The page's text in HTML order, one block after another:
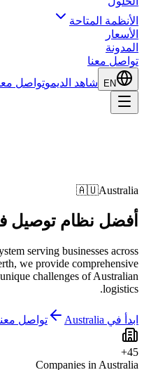
الأنظمة المتاحة
الأسعار
المدونة
تواصل معنا
EN شاهد الديموتواصل
🇦🇺Australia
أفضل نظام توصيل
serving businesses across
we provide comprehensive
challenges of Australian
logistics.
ابدأ في Australia تواصل
45+
Companies in Australia